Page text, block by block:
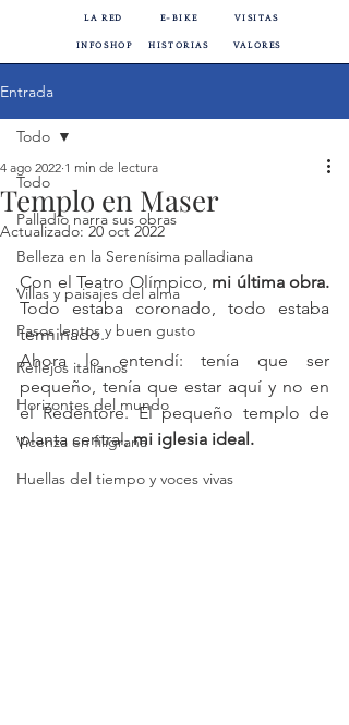
E-BIKE
LA RED VISITAS
HISTORIAS
INFOSHOP VALORES
Entrada
Todo
Palladio narra sus obras
Belleza en la Serenísima palladiana
Villas y paisajes del alma
Pasos lentos y buen gusto
Reflejos italianos
Horizontes del mundo
Vicenza en filigrana
Huellas del tiempo y voces vivas
Todo
Templo en Maser
4 ago 2022 1 min de lectura
Actualizado:20 oct 2022
Con el Teatro Olímpico, mi última obra.
Todo estaba coronado, todo estaba
terminado.
Ahora lo entendí: tenía que ser
pequeño, tenía que estar aquí y no en
el Redentore. El pequeño templo de
planta central, mi iglesia ideal.